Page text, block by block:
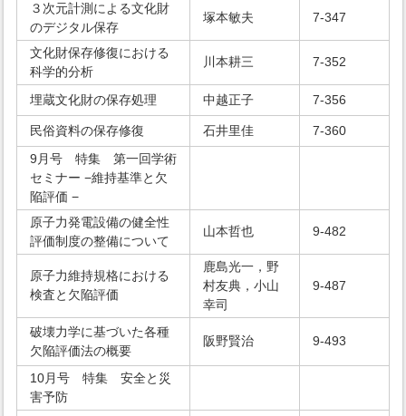
３次元計測による文化財
のデジタル保存
塚本敏夫 7-347
文化財保存修復における
科学的分析
川本耕三 7-352
埋蔵文化財の保存処理 中越正子 7-356
民俗資料の保存修復 石井里佳
7-360
9月号 特集 第一回学術
セミナー −維持基準と欠
陥評価 −
原子力発電設備の健全性
評価制度の整備について
山本哲也 9-482
原子力維持規格における
検査と欠陥評価
鹿島光一，野
村友典，小山
幸司
9-487
破壊力学に基づいた各種
欠陥評価法の概要
阪野賢治 9-493
10月号 特集 安全と災
害予防